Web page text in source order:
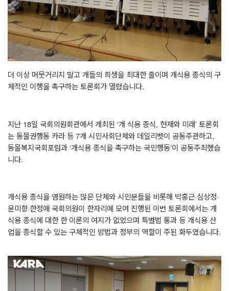
더 이상 머뭇거리지 말고 개들의 희생을 최대한 줄이며 개식용 종식의 구
체적인 이행을 촉구하는 토론회가 열렸습니다.
지난 18일 국회의원회관에서 개최된 ‘개 식용 종식, 현재와 미래’토론회
는 동물권행동 카라 등7개 시민사회단체와 데일리벳이 공동주관하고,
동물복지국회포럼과 ‘개식용 종식을 촉구하는 국민행동’이 공동주최했습
니다.
개식용 종식을 염원하는 많은 단체와 시민분들을 비롯해 박홍근·심상정·
윤미향·한정애 국회의원이 한자리에 모여 진행된 이번 토론회에서는 개
식용 종식에 대한 한 이론의 여지가 없었으며 특별법 통과 등 개식용 산
업을 종식할 수 있는 구체적인 방법과 정부의 역할이 주된 화두였습니다.